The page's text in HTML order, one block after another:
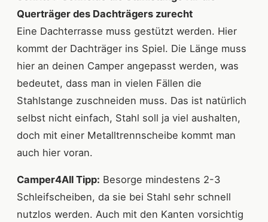
Querträger des Dachträgers zurecht
Eine Dachterrasse muss gestützt werden. Hier
kommt der Dachträger ins Spiel. Die Länge muss
hier an deinen Camper angepasst werden, was
bedeutet, dass man in vielen Fällen die
Stahlstange zuschneiden muss. Das ist natürlich
selbst nicht einfach, Stahl soll ja viel aushalten,
doch mit einer Metalltrennscheibe kommt man
auch hier voran.
Camper4All Tipp: Besorge mindestens 2-3
Schleifscheiben, da sie bei Stahl sehr schnell
nutzlos werden. Auch mit den Kanten vorsichtig